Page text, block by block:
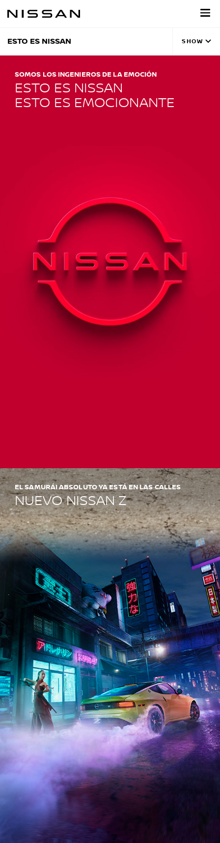
ESTO ES NISSAN SHOW
ESTO ES NISSAN
ESTO ES EMOCIONANTE
SOMOS LOS INGENIEROS DE LA EMOCIÓN
NUEVO NISSAN Z
EL SAMURÁI ABSOLUTO YA ESTÁ EN LAS CALLES